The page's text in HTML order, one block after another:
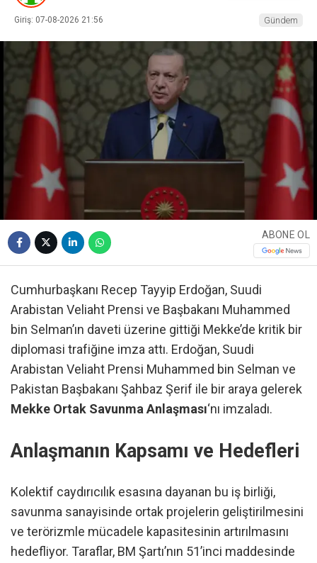
Giriş: 07-08-2026 21:56 Gündem
ABONE OL
Cumhurbaşkanı Recep Tayyip Erdoğan, Suudi
Arabistan Veliaht Prensi ve Başbakanı Muhammed
bin Selman’ın daveti üzerine gittiği Mekke’de kritik bir
diplomasi trafiğine imza attı. Erdoğan, Suudi
Arabistan Veliaht Prensi Muhammed bin Selman ve
Pakistan Başbakanı Şahbaz Şerif ile bir araya gelerek
Mekke Ortak Savunma Anlaşması‘nı imzaladı.
Anlaşmanın Kapsamı ve Hedefleri
Kolektif caydırıcılık esasına dayanan bu iş birliği,
savunma sanayisinde ortak projelerin geliştirilmesini
ve terörizmle mücadele kapasitesinin artırılmasını
hedefliyor. Taraflar, BM Şartı’nın 51’inci maddesinde